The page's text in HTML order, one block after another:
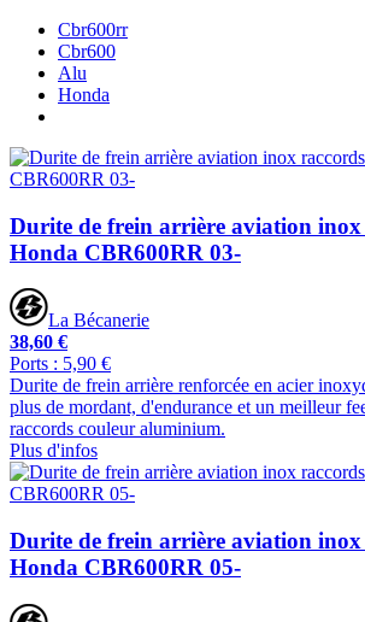
Cbr600rr
Cbr600
Alu
Honda
Durite de frein arrière aviation inox
Honda CBR600RR 03-
La Bécanerie
38,60 €
Ports : 5,90 €
Durite de frein arrière renforcée en acier
plus de mordant, d'endurance et un meilleur
raccords couleur aluminium.
Plus d'infos
Durite de frein arrière aviation inox
Honda CBR600RR 05-